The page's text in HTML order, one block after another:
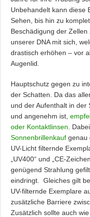
Unbehandelt kann diese
Sehen, bis hin zu
Beschädigung der
unserer DNA mit sich,
drastisch erhöhen – vor
Augenlid.
Hauptschutz gegen zu
der Schatten. Da das
und der Aufenthalt in der
und angenehm ist,
oder Kontaktlinsen .
Sonnenbrillenkauf genau
UV-Licht filternde
„UV400“ und „CE-
genügend Strahlung
eindringt. Gleiches gilt
UV-filternde Exemplare
zusätzliche Barriere
Zusätzlich sollte auch